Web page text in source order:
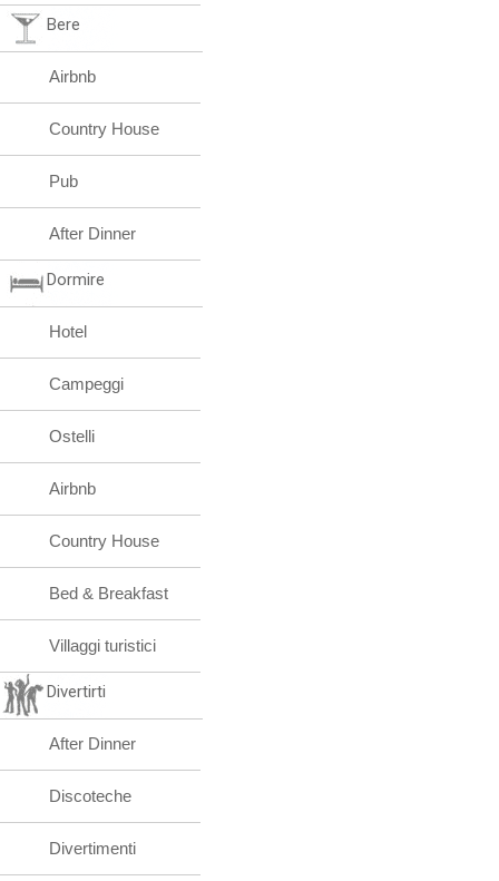
Bere
Airbnb
Country House
Pub
After Dinner
Dormire
Hotel
Campeggi
Ostelli
Airbnb
Country House
Bed & Breakfast
Villaggi turistici
Divertirti
After Dinner
Discoteche
Divertimenti